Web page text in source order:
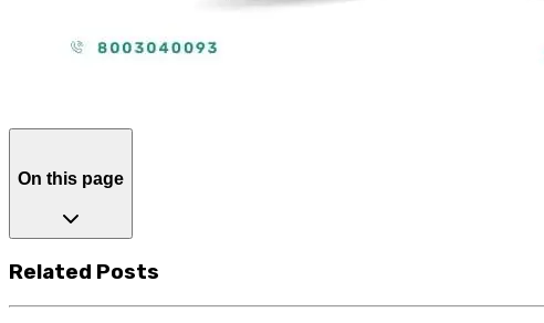
On this page
Related Posts